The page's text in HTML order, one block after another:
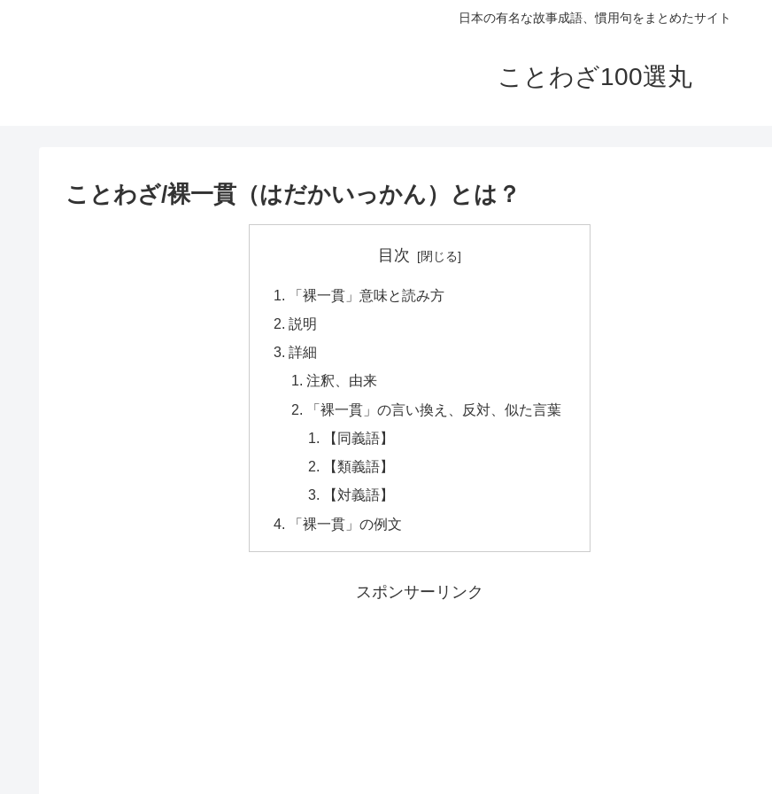
日本の有名な故事成語、慣用句をまとめたサイト
ことわざ100選丸
ことわざ/裸一貫（はだかいっかん）とは？
目次
「裸一貫」意味と読み方
説明
詳細
注釈、由来
「裸一貫」の言い換え、反対、似た言葉
【同義語】
【類義語】
【対義語】
「裸一貫」の例文
スポンサーリンク